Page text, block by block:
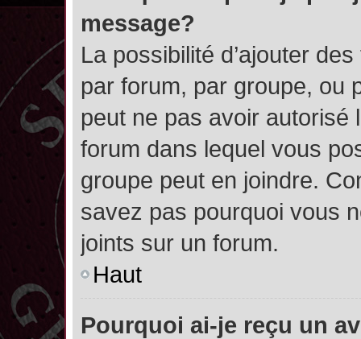
message?
La possibilité d’ajouter
par forum, par groupe, ou
peut ne pas avoir autorisé
forum dans lequel vous
groupe peut en joindre.
savez pas pourquoi vous
joints sur un forum.
Haut
Pourquoi ai-je reçu un